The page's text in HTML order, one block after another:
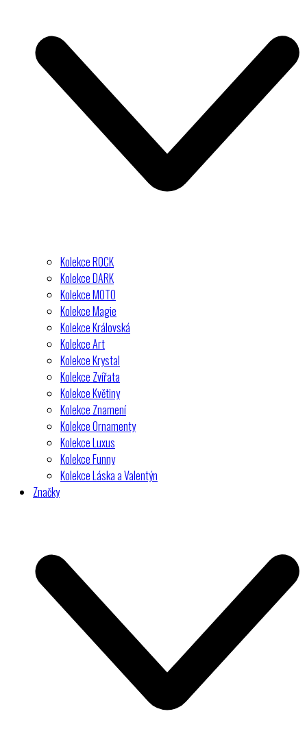
Kolekce ROCK
Kolekce DARK
Kolekce MOTO
Kolekce Magie
Kolekce Královská
Kolekce Art
Kolekce Krystal
Kolekce Zvířata
Kolekce Květiny
Kolekce Znamení
Kolekce Ornamenty
Kolekce Luxus
Kolekce Funny
Kolekce Láska a Valentýn
Značky